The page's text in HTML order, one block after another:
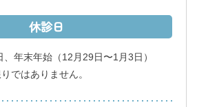
休診日
、年末年始 （12月29日〜1月3日）
ではありません。